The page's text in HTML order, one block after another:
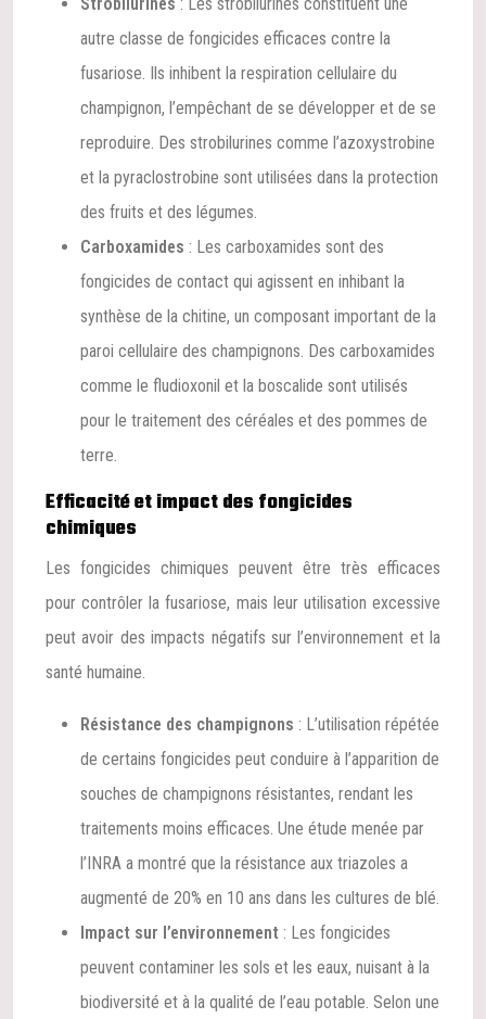
autre classe de fongicides efficaces contre la
fusariose. Ils inhibent la respiration cellulaire du
champignon, l’empêchant de se développer et de se
reproduire. Des strobilurines comme l’azoxystrobine
et la pyraclostrobine sont utilisées dans la protection
des fruits et des légumes.
Carboxamides : Les carboxamides sont des
fongicides de contact qui agissent en inhibant la
synthèse de la chitine, un composant important de la
paroi cellulaire des champignons. Des carboxamides
comme le fludioxonil et la boscalide sont utilisés
pour le traitement des céréales et des pommes de
terre.
Efficacité et impact des fongicides
chimiques
Les fongicides chimiques peuvent être très efficaces
pour contrôler la fusariose, mais leur utilisation excessive
peut avoir des impacts négatifs sur l’environnement et la
santé humaine.
Résistance des champignons : L’utilisation répétée
de certains fongicides peut conduire à l’apparition de
souches de champignons résistantes, rendant les
traitements moins efficaces. Une étude menée par
l’INRA a montré que la résistance aux triazoles a
augmenté de 20% en 10 ans dans les cultures de blé.
Impact sur l’environnement : Les fongicides
peuvent contaminer les sols et les eaux, nuisant à la
biodiversité et à la qualité de l’eau potable. Selon une